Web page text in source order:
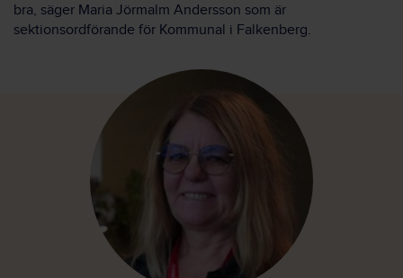
bra, säger Maria Jörmalm Andersson som är
sektionsordförande för Kommunal i Falkenberg.